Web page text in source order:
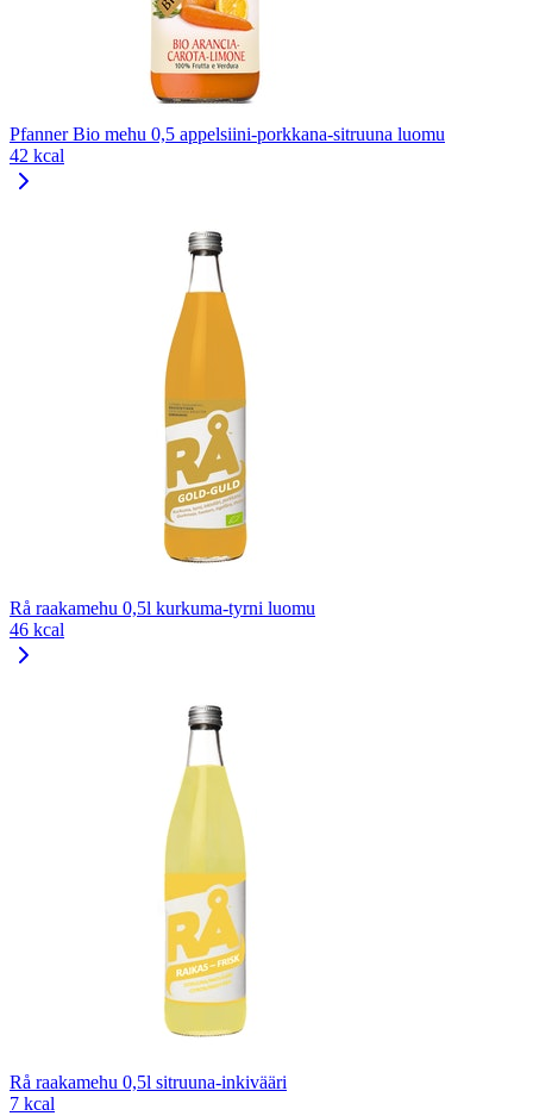
Pfanner Bio mehu 0,5 appelsiini-porkkana-sitruuna luomu
42 kcal
Rå raakamehu 0,5l kurkuma-tyrni luomu
46 kcal
Rå raakamehu 0,5l sitruuna-inkivääri
7 kcal